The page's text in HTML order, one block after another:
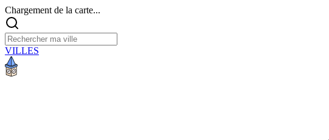
Chargement de la carte...
VILLES